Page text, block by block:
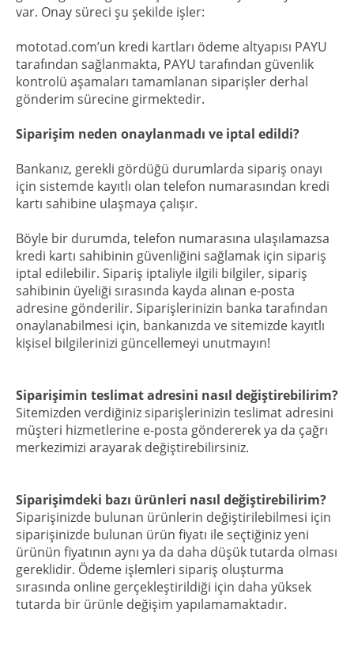
var. Onay süreci şu şekilde işler:
mototad.com’un kredi kartları ödeme altyapısı PAYU
tarafından sağlanmakta, PAYU tarafından güvenlik
kontrolü aşamaları tamamlanan siparişler derhal
gönderim sürecine girmektedir.
Siparişim neden onaylanmadı ve iptal edildi?
Bankanız, gerekli gördüğü durumlarda sipariş onayı
için sistemde kayıtlı olan telefon numarasından kredi
kartı sahibine ulaşmaya çalışır.
Böyle bir durumda, telefon numarasına ulaşılamazsa
kredi kartı sahibinin güvenliğini sağlamak için sipariş
iptal edilebilir. Sipariş iptaliyle ilgili bilgiler, sipariş
sahibinin üyeliği sırasında kayda alınan e-posta
adresine gönderilir. Siparişlerinizin banka tarafından
onaylanabilmesi için, bankanızda ve sitemizde kayıtlı
kişisel bilgilerinizi güncellemeyi unutmayın!
Siparişimin teslimat adresini nasıl değiştirebilirim?
Sitemizden verdiğiniz siparişlerinizin teslimat adresini
müşteri hizmetlerine e-posta göndererek ya da çağrı
merkezimizi arayarak değiştirebilirsiniz.
Siparişimdeki bazı ürünleri nasıl değiştirebilirim?
Siparişinizde bulunan ürünlerin değiştirilebilmesi için
siparişinizde bulunan ürün fiyatı ile seçtiğiniz yeni
ürünün fiyatının aynı ya da daha düşük tutarda olması
gereklidir. Ödeme işlemleri sipariş oluşturma
sırasında online gerçekleştirildiği için daha yüksek
tutarda bir ürünle değişim yapılamamaktadır.